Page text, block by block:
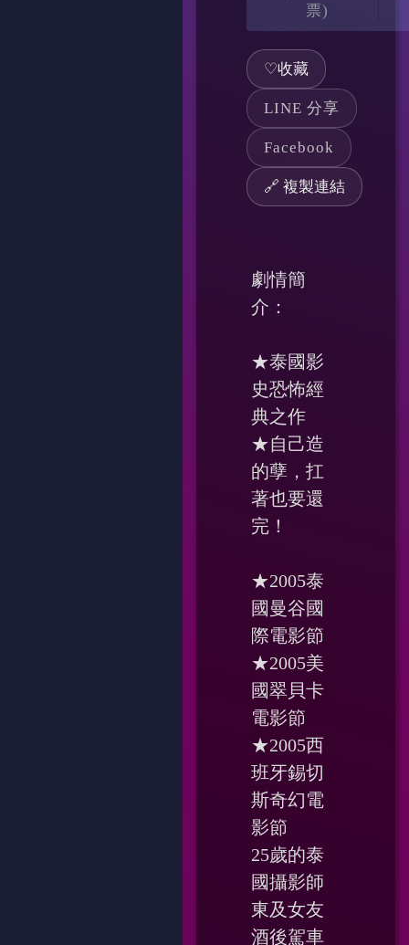
票)
♡收藏
LINE 分享
Facebook
🔗 複製連結
劇情簡
介：
★泰國影
史恐怖經
典之作
★自己造
的孽，扛
著也要還
完！
★2005泰
國曼谷國
際電影節
★2005美
國翠貝卡
電影節
★2005西
班牙錫切
斯奇幻電
影節
25歲的泰
國攝影師
東及女友
酒後駕車